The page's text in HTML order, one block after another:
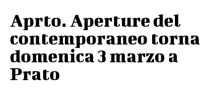
Aprto. Aperture del
contemporaneo torna
domenica 3 marzo a
Prato